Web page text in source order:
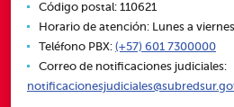
Código postal: 110621
Horario de atención: Lunes a
Teléfono PBX: (+57) 601 7300000
Correo de notificaciones judiciales: